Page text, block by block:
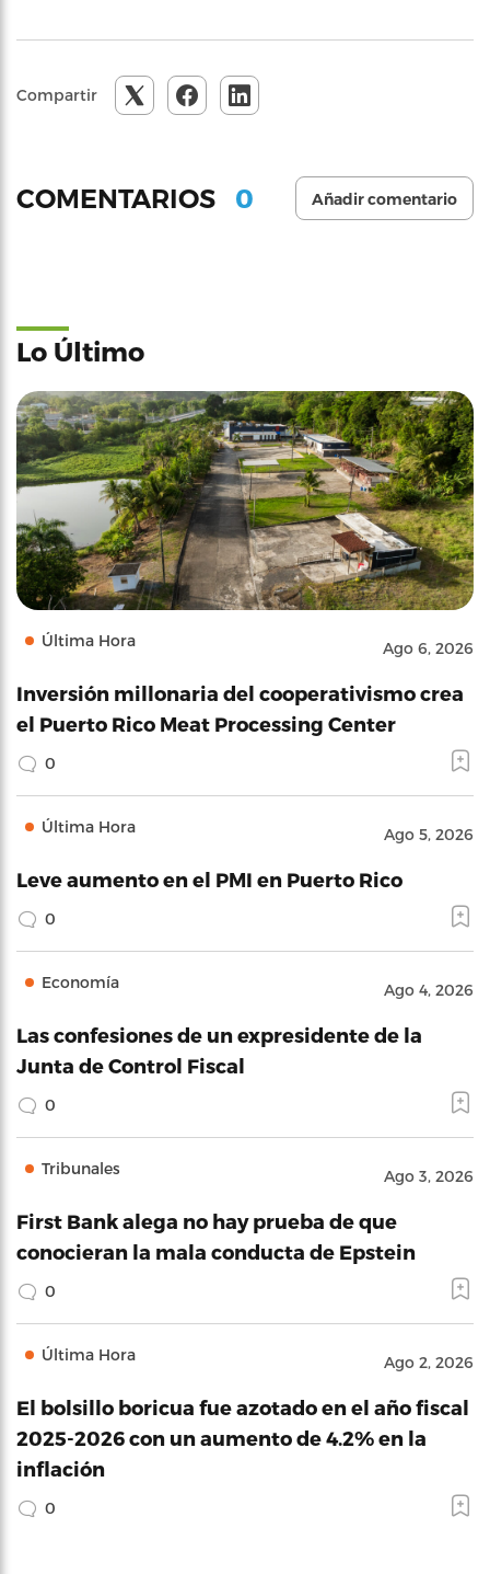
Compartir
COMENTARIOS 0 Añadir comentario
Lo Último
Última Hora Ago 6, 2026
Inversión millonaria del cooperativismo crea
el Puerto Rico Meat Processing Center
0
Última Hora Ago 5, 2026
Leve aumento en el PMI en Puerto Rico
0
Economía Ago 4, 2026
Las confesiones de un expresidente de la
Junta de Control Fiscal
0
Tribunales Ago 3, 2026
First Bank alega no hay prueba de que
conocieran la mala conducta de Epstein
0
Última Hora Ago 2, 2026
El bolsillo boricua fue azotado en el año fiscal
2025-2026 con un aumento de 4.2% en la
inflación
0